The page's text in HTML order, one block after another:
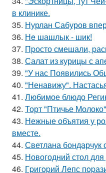
в клинике.
35. Нурлан Сабуров
36. Нe шашлык - шик!
37. Пpосто смешали,
38. Салат из курицы с
39. "У нас Появились
40. "Ненавижу".
41. Любимое блюдо
42. Торт "Птичье
43. Нежные объятия у
вместе.
44. Светлана бондарчук
45. Новогодний стол
46. Гpигopий Лeпс